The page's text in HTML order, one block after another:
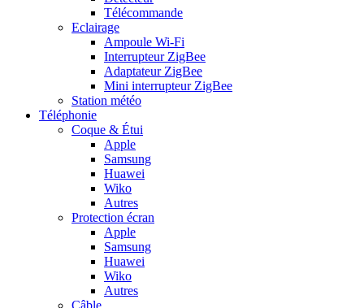
Télécommande
Eclairage
Ampoule Wi-Fi
Interrupteur ZigBee
Adaptateur ZigBee
Mini interrupteur ZigBee
Station météo
Téléphonie
Coque & Étui
Apple
Samsung
Huawei
Wiko
Autres
Protection écran
Apple
Samsung
Huawei
Wiko
Autres
Câble